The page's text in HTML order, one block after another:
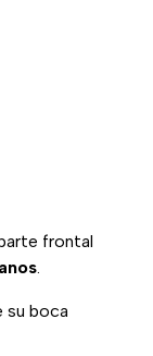
frontal
.
su boca